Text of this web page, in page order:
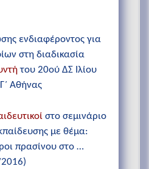
ενδιαφέροντος για
στη διαδικασία
του 20ού ΔΣ Ιλίου
Αθήνας
στο σεμινάριο
με θέμα:
πρασίνου στο …